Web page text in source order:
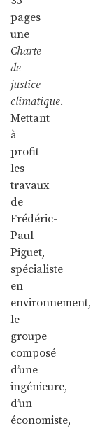
pages
une
Charte
de
justice
climatique.
Mettant
à
profit
les
travaux
de
Frédéric-
Paul
Piguet,
spécialiste
en
environnement,
le
groupe
composé
d’une
ingénieure,
d’un
économiste,